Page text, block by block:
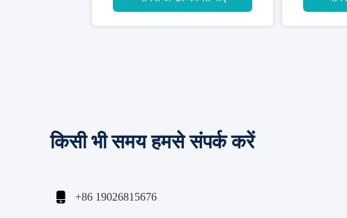
किसी भी समय हमसे संपर्क करें
 +86 19026815676